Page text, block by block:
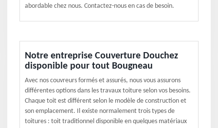
abordable chez nous. Contactez-nous en cas de besoin.
Notre entreprise Couverture Douchez
disponible pour tout Bougneau
Avec nos couvreurs formés et assurés, nous vous assurons
différentes options dans les travaux toiture selon vos besoins.
Chaque toit est différent selon le modèle de construction et
son emplacement. Il existe normalement trois types de
toitures : toit traditionnel disponible en quelques matériaux